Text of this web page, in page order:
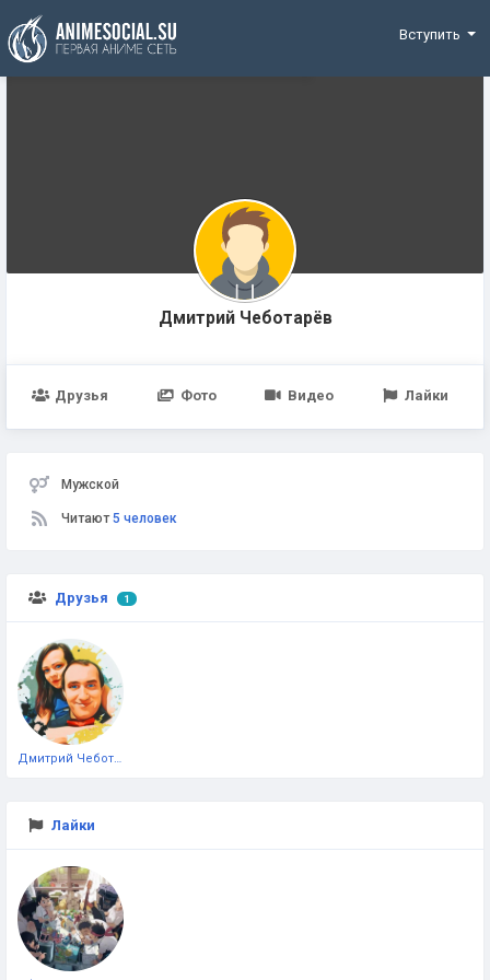
Funding
Вступить
Дмитрий Чеботарёв
Друзья Фото Видео Лайки
Мужской
Читают5 человек
Друзья 1
Лайки